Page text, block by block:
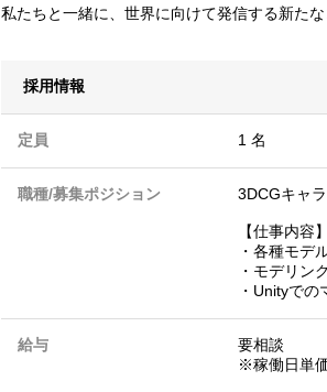
私たちと一緒に、世界に向けて発信する新た
採用情報
定員 1 名
職種/募集ポジション 3DCGキャ
【仕事内容】
・各種モデ
・モデリン
・Unityで
給与
要相談
※稼働日単